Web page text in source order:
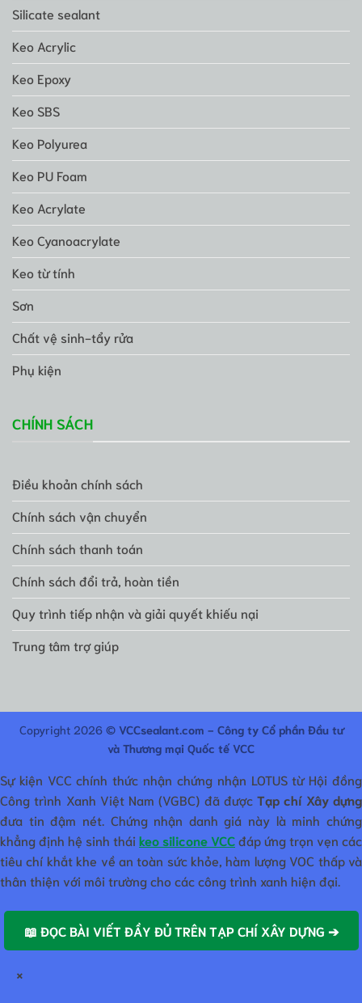
Silicate sealant
Keo Acrylic
Keo Epoxy
Keo SBS
Keo Polyurea
Keo PU Foam
Keo Acrylate
Keo Cyanoacrylate
Keo từ tính
Sơn
Chất vệ sinh-tẩy rửa
Phụ kiện
CHÍNH SÁCH
Điều khoản chính sách
Chính sách vận chuyển
Chính sách thanh toán
Chính sách đổi trả, hoàn tiền
Quy trình tiếp nhận và giải quyết khiếu nại
Trung tâm trợ giúp
Copyright 2026 © VCCsealant.com - Công ty Cổ phần Đầu tư
và Thương mại Quốc tế VCC
Sự kiện VCC chính thức nhận chứng nhận LOTUS từ Hội đồng
Công trình Xanh Việt Nam (VGBC) đã đượcTạp chí Xây dựng
đưa tin đậm nét. Chứng nhận danh giá này là minh chứng
khẳng định hệ sinh thái keo silicone VCCđáp ứng trọn vẹn các
tiêu chí khắt khe về an toàn sức khỏe, hàm lượng VOC thấp và
thân thiện với môi trường cho các công trình xanh hiện đại.
📖 ĐỌC BÀI VIẾT ĐẦY ĐỦ TRÊN TẠP CHÍ XÂY DỰNG ➔
×